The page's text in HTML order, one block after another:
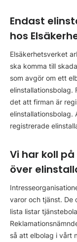
Endast
hos
Elsäkerhetsverket
ska komma till
som avgör om ett
elinstallationsbolag.
det att firman är
elinstallationsbolag.
registrerade
Vi har koll
över
varor och tjänst. De
lista listar
så att elbolag i vårt